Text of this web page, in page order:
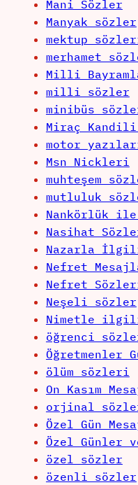
Mani Sözler
Manyak sözler
mektup
merhamet
Milli
milli sözler
minibüs
Miraç
motor
Msn Nickleri
muhteşem
mutluluk
Nankörlük
Nasihat
Nazarla
Nefret
Nefret
Neşeli sözler
Nimetle
öğrenci
Öğretmenler
ölüm sözleri
On Kasım
orjinal
Özel Gün
Özel Günler
özel sözler
özenli sözler